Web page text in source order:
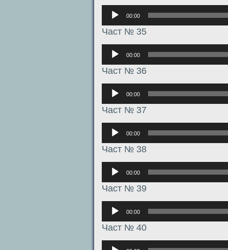
Аудиоплеер
00:00
Част № 35
Аудиоплеер
00:00
Част № 36
Аудиоплеер
00:00
Част № 37
Аудиоплеер
00:00
Част № 38
Аудиоплеер
00:00
Част № 39
Аудиоплеер
00:00
Част № 40
Аудиоплеер